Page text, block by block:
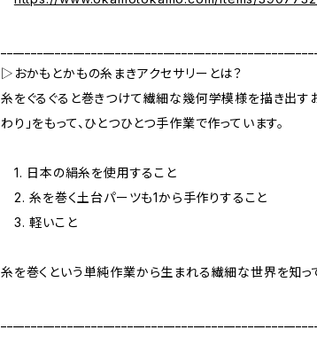
▷おかもとかもの糸まきアクセサリーとは？
糸をぐるぐると巻きつけて繊細な幾何学模様を描き出すお
わり」をもって、ひとつひとつ手作業で作っています。
1. 日本の絹糸を使用すること
2. 糸を巻く土台パーツも1から手作りすること
3. 軽いこと
糸を巻くという単純作業から生まれる繊細な世界を知っ